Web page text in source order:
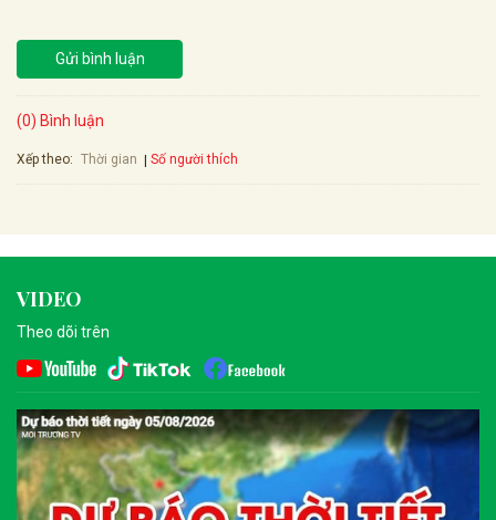
Gửi bình luận
(0) Bình luận
Xếp theo: Thời gian Số người thích
VIDEO
Theo dõi trên